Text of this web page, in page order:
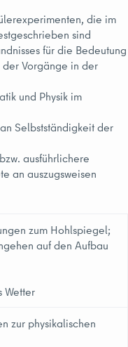
die im
sind
für die Bedeutung
Vorgänge in der
und Physik im
Selbstständigkeit der
ausführlichere
an auszugsweisen
zum Hohlspiegel;
auf den Aufbau
Wetter
zur physikalischen